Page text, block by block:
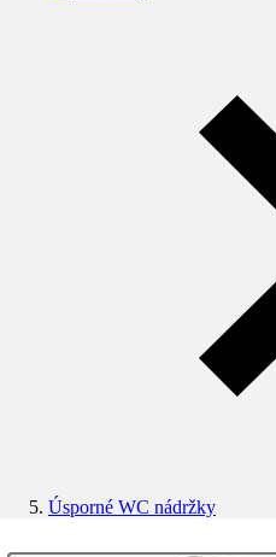
Úsporné WC nádržky